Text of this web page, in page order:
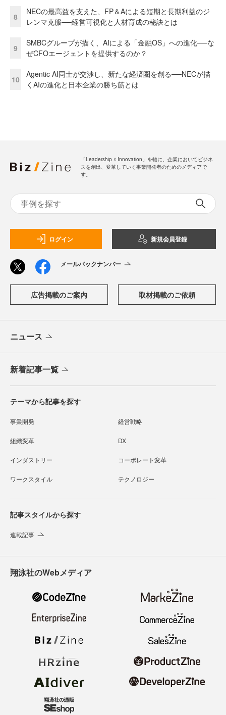
8
NECの最高益を支えた、FP＆Aによる短期と長期利益のジ
レンマ克服──経営可視化と人材育成の秘訣とは
9
SMBCグループが描く、AIによる「金融OS」への進化──な
ぜCFOエージェントを提供するのか？
10
Agentic AI同士が交渉し、新たな経済圏を創る──NECが描
くAIの進化と日本企業の勝ち筋とは
「Leadership ☓ Innovation」を軸に、企業においてビジネ
スを創出、変革していく事業開発者のためのメディアで
す。
ログイン 新規会員登録
メールバックナンバー
広告掲載のご案内 取材掲載のご依頼
ニュース
新着記事一覧
テーマから記事を探す
事業開発 経営戦略
組織変革 DX
インダストリー コーポレート変革
ワークスタイル テクノロジー
記事スタイルから探す
連載記事
翔泳社のWebメディア